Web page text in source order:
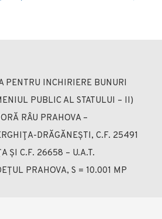
PENTRU INCHIRIERE BUNURI
PUBLIC AL STATULUI – II)
RÂU PRAHOVA –
DRĂGĂNEȘTI, C.F. 25491
ȘI C.F. 26658 – U.A.T.
PRAHOVA, S = 10.001 MP